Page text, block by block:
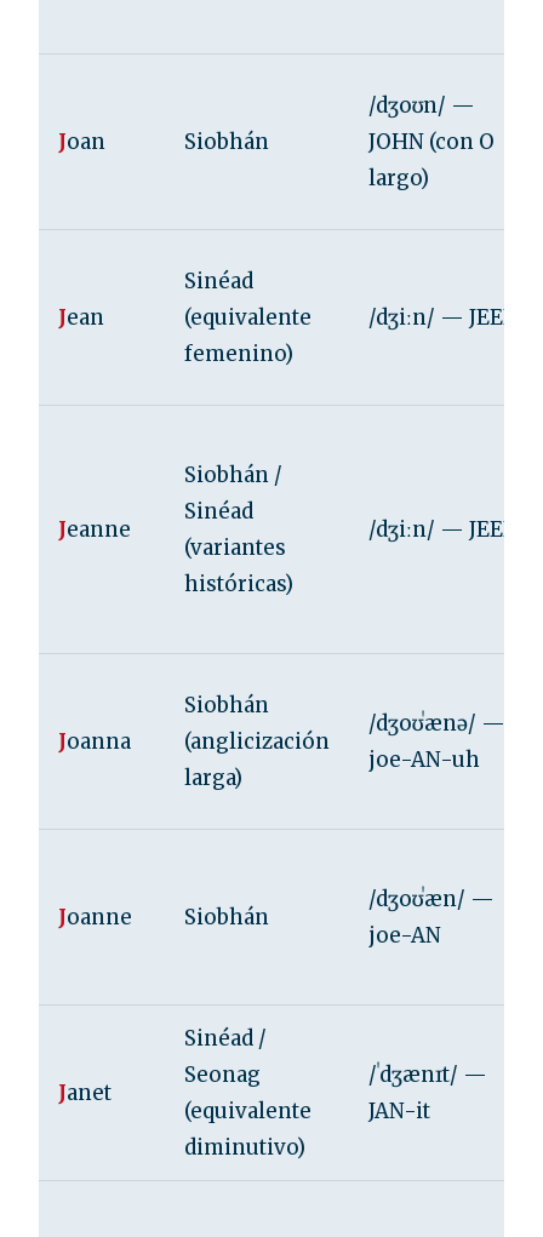
Joan Siobhán
/dʒoʊn/ —
JOHN (con O
largo)
Jean
Sinéad
(equivalente
femenino)
/dʒiːn/ — JEEN
Jeanne
Siobhán /
Sinéad
(variantes
históricas)
/dʒiːn/ — JEEN
Joanna
Siobhán
(anglicización
larga)
/dʒoʊˈænə/ —
joe-AN-uh
Joanne Siobhán
/dʒoʊˈæn/ —
joe-AN
Janet
Sinéad /
Seonag
(equivalente
diminutivo)
/ˈdʒænɪt/ —
JAN-it